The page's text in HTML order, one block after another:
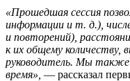
«Прошедшая сессия
информации и т. д.),
и повторений),
к их общему количеству,
руководитель. Мы также
время», — рассказал